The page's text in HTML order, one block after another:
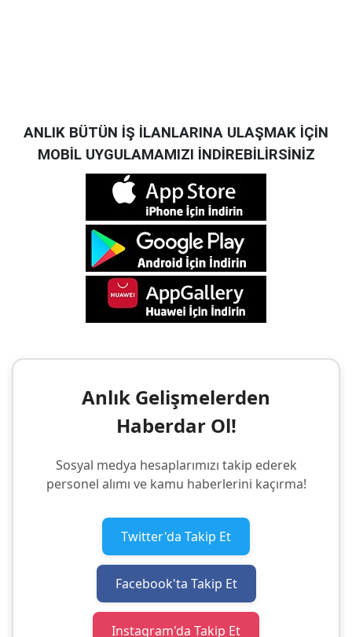
ANLIK BÜTÜN İŞ İLANLARINA ULAŞMAK İÇİN
MOBİL UYGULAMAMIZI İNDİREBİLİRSİNİZ
Anlık Gelişmelerden
Haberdar Ol!
Sosyal medya hesaplarımızı takip ederek
personel alımı ve kamu haberlerini kaçırma!
Twitter'da Takip Et
Facebook'ta Takip Et
Instagram'da Takip Et